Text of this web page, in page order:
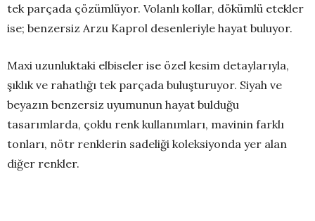
tek parçada çözümlüyor. Volanlı kollar, dökümlü etekler
ise; benzersiz Arzu Kaprol desenleriyle hayat buluyor.
Maxi uzunluktaki elbiseler ise özel kesim detaylarıyla,
şıklık ve rahatlığı tek parçada buluşturuyor. Siyah ve
beyazın benzersiz uyumunun hayat bulduğu
tasarımlarda, çoklu renk kullanımları, mavinin farklı
tonları, nötr renklerin sadeliği koleksiyonda yer alan
diğer renkler.